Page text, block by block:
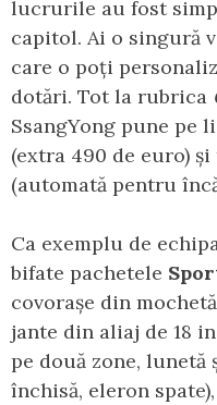
lucrurile au fost
capitol. Ai o singură
care o poți
dotări. Tot la rubrica
SsangYong pune pe
(extra 490 de euro)
(automată pentru
Ca exemplu de
bifate pachetele
covorașe din
jante din aliaj de 18
pe două zone,
închisă, eleron spate),